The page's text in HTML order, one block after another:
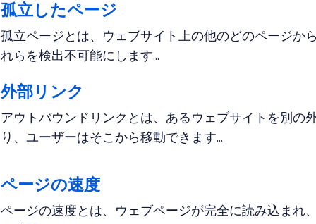
孤立したページ
孤立ページとは、ウェブサイト上の他のどのページか
れらを検出不可能にします...
外部リンク
アウトバウンドリンクとは、あるウェブサイトを別の
り、ユーザーはそこから移動できます...
ページの速度
ページの速度とは、ウェブページが完全に読み込まれ